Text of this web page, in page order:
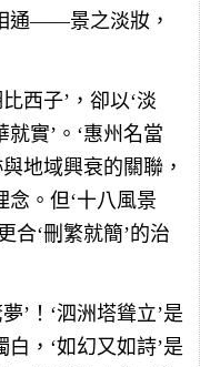
通——景之淡妝，
西子’，卻以‘淡
實’。‘惠州名當
地域興衰的關聯，
念。但‘十八風景
合‘刪繁就簡’的治
’！‘泗洲塔聳立’是
，‘如幻又如詩’是